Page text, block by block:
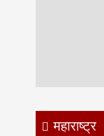
महाराष्ट्र